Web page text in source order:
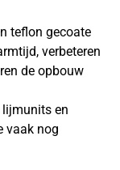
teflon gecoate
verbeteren
de opbouw
lijmunits en
vaak nog